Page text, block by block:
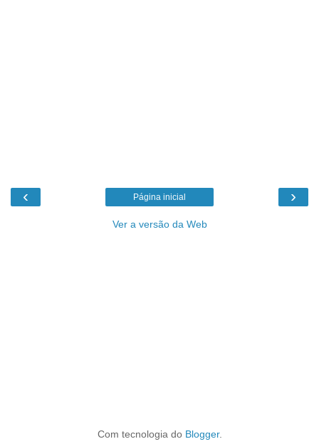
‹ ›
Página inicial
Ver a versão da Web
Com tecnologia do Blogger.